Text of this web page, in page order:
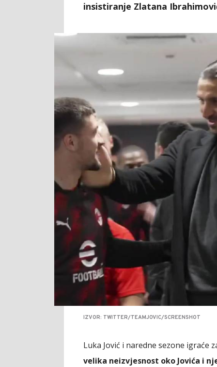
insistiranje Zlatana
IZVOR: TWITTER/TEAMJOVIC/SCREENSHOT
Luka Jović i naredne sezone igraće
velika neizvjesnost oko Jovića i